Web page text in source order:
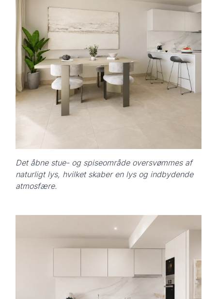
Det åbne stue- og spiseområde oversvømmes af
naturligt lys, hvilket skaber en lys og indbydende
atmosfære.